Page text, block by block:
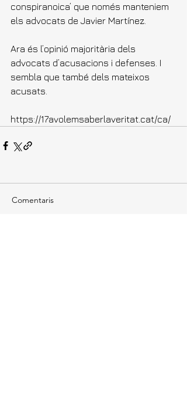
conspiranoica’ que només manteniem
els advocats de Javier Martínez.
Ara és l’opinió majoritària dels
advocats d’acusacions i defenses. I
sembla que també dels mateixos
acusats.
https://17avolemsaberlaveritat.cat/ca/
Comentaris